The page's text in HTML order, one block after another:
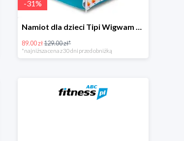
-31%
Namiot dla dzieci Tipi Wigwam -31%
89.00 zł129.00 zł*
*najniższa cena z 30 dni przed obniżką